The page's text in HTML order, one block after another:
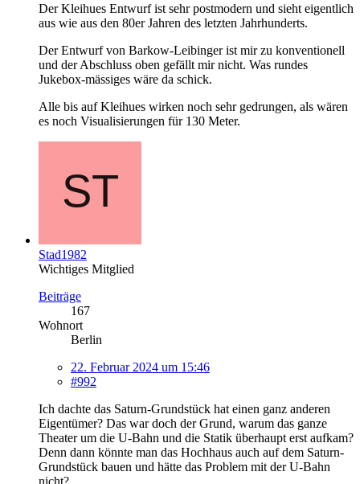
Der Kleihues Entwurf ist sehr postmodern und sieht eigentlich
aus wie aus den 80er Jahren des letzten Jahrhunderts.
Der Entwurf von Barkow-Leibinger ist mir zu konventionell
und der Abschluss oben gefällt mir nicht. Was rundes
Jukebox-mässiges wäre da schick.
Alle bis auf Kleihues wirken noch sehr gedrungen, als wären
es noch Visualisierungen für 130 Meter.
Stad1982
Wichtiges Mitglied
Beiträge
167
Wohnort
Berlin
22. Februar 2024 um 15:46
#992
Ich dachte das Saturn-Grundstück hat einen ganz anderen
Eigentümer? Das war doch der Grund, warum das ganze
Theater um die U-Bahn und die Statik überhaupt erst aufkam?
Denn dann könnte man das Hochhaus auch auf dem Saturn-
Grundstück bauen und hätte das Problem mit der U-Bahn
nicht?